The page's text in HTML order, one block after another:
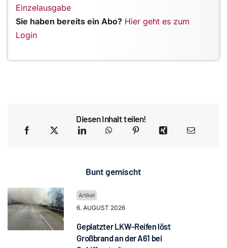
Einzelausgabe
Sie haben bereits ein Abo? Hier geht es zum
Login
Diesen Inhalt teilen!
Bunt gemischt
6. AUGUST 2026
Geplatzter LKW-Reifen löst
Großbrand an der A61 bei